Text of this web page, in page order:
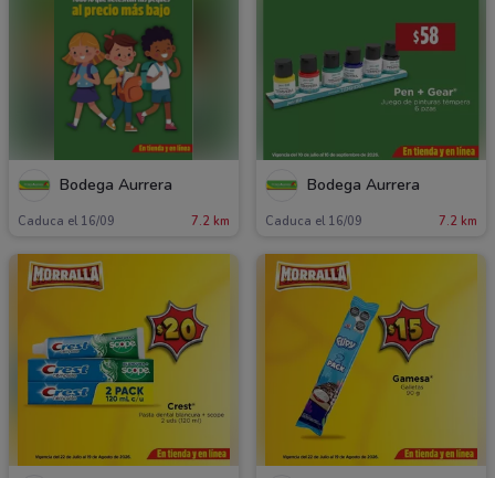
Bodega Aurrera
Caduca el 16/09 7.2 km
Bodega Aurrera
Caduca el 16/09 7.2 km